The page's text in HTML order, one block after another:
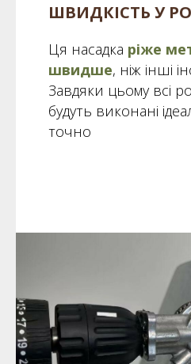
ШВИДКІСТЬ У
Ця насадка ріже
швидше, ніж інші
Завдяки цьому всі
будуть виконані
точно